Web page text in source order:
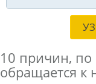
10 причин,
обращается к